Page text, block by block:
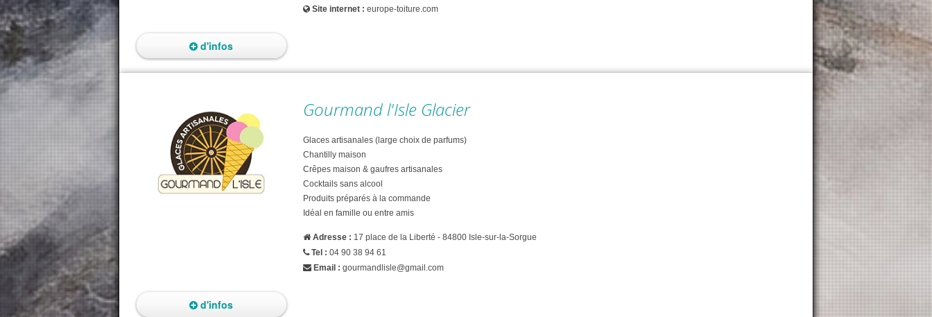
Site internet : europe-toiture.com
d'infos
Gourmand l'Isle Glacier
Glaces artisanales (large choix de parfums)
Chantilly maison
Crêpes maison & gaufres artisanales
Cocktails sans alcool
Produits préparés à la commande
Idéal en famille ou entre amis
Adresse : 17 place de la Liberté - 84800 Isle-sur-la-Sorgue
Tel : 04 90 38 94 61
Email : gourmandlisle@gmail.com
d'infos